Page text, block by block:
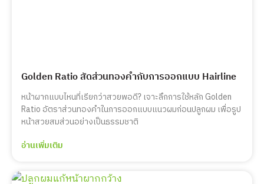
Golden Ratio สัดส่วนทองคำกับการออกแบบ Hairline
หน้าผากแบบไหนที่เรียกว่าสวยพอดี? เจาะลึกการใช้หลัก Golden
Ratio อัตราส่วนทองคำในการออกแบบแนวผมก่อนปลูกผม เพื่อรูป
หน้าสวยสมส่วนอย่างเป็นธรรมชาติ
อ่านเพิ่มเติม